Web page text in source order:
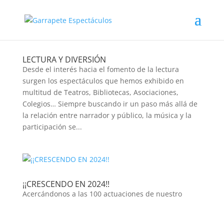
LECTURA Y DIVERSIÓN
Desde el interés hacia el fomento de la lectura
surgen los espectáculos que hemos exhibido en
multitud de Teatros, Bibliotecas, Asociaciones,
Colegios… Siempre buscando ir un paso más allá de
la relación entre narrador y público, la música y la
participación se...
¡¡CRESCENDO EN 2024!!
Acercándonos a las 100 actuaciones de nuestro